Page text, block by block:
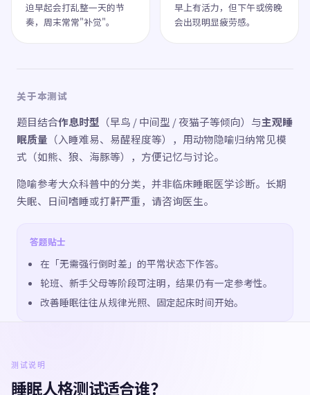
迫早起会打乱整一天的节
奏，周末常常"补觉"。
早上有活力，但下午或傍晚
会出现明显疲劳感。
关于本测试
题目结合作息时型 （早鸟 / 中间型 / 夜猫子等倾向）与主观睡
眠质量 （入睡难易、易醒程度等），用动物隐喻归纳常见模
式（如熊、狼、海豚等），方便记忆与讨论。
隐喻参考大众科普中的分类，并非临床睡眠医学诊断。长期
失眠、日间嗜睡或打鼾严重，请咨询医生。
答题贴士
在「无需强行倒时差」的平常状态下作答。
轮班、新手父母等阶段可注明，结果仍有一定参考性。
改善睡眠往往从规律光照、固定起床时间开始。
测试说明
睡眠人格测试适合谁？